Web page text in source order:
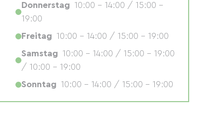
Donnerstag 10:00 - 14:00 / 15:00 -
19:00
Freitag 10:00 - 14:00 / 15:00 - 19:00
Samstag 10:00 - 14:00 / 15:00 - 19:00
/ 10:00 - 19:00
Sonntag 10:00 - 14:00 / 15:00 - 19:00